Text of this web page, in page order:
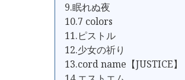
9.眠れぬ夜
10.7 colors
11.ピストル
12.少女の祈り
13.cord name【JUSTICE】